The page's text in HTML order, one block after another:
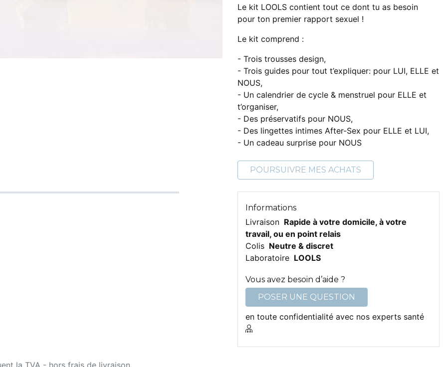
Le kit LOOLS contient tout ce dont tu as besoin
pour ton premier rapport sexuel !
Le kit comprend :
- Trois trousses design,
- Trois guides pour tout t’expliquer: pour LUI, ELLE et
NOUS,
- Un calendrier de cycle & menstruel pour ELLE et
t’organiser,
- Des préservatifs pour NOUS,
- Des lingettes intimes After-Sex pour ELLE et LUI,
- Un cadeau surprise pour NOUS
POURSUIVRE MES ACHATS
Informations
Livraison Rapide à votre domicile, à votre
travail, ou en point relais
Colis Neutre & discret
Laboratoire LOOLS
Vous avez besoin d’aide ?
POSER UNE QUESTION
en toute confidentialité avec nos experts santé
la TVA - hors frais de livraison.